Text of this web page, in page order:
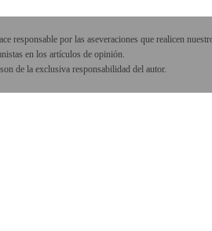
responsable por las aseveraciones que realicen
en los artículos de opinión.
de la exclusiva responsabilidad del autor.